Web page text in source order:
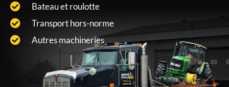
Bateau et roulotte
Transport hors-norme
Autres machineries